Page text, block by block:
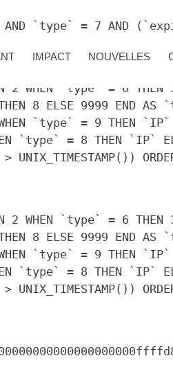
AND `type` = 7 AND
WHEN `type` = 6 THEN
8 ELSE 9999 END AS
`type` = 9 THEN
`type` = 8 THEN `IP`
WHEN `type` = 6 THEN
8 ELSE 9999 END AS
`type` = 9 THEN
`type` = 8 THEN `IP`
IMPACT NOUVELLES